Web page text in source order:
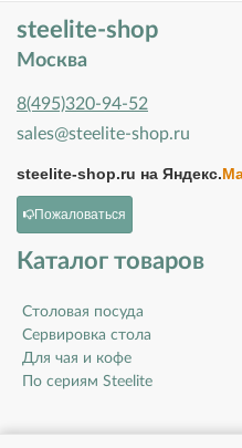
steelite-shop
Москва
8(495)320-94-52
sales@steelite-shop.ru
steelite-shop.ru на Яндекс.
Пожаловаться
Каталог товаров
Столовая посуда
Сервировка стола
Для чая и кофе
По сериям Steelite